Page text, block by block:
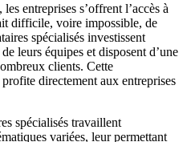
entreprises s’offrent l’accès à
difficile, voire impossible, de
spécialisés investissent
leurs équipes et disposent d’une
clients. Cette
directement aux entreprises
spécialisés travaillent
variées, leur permettant